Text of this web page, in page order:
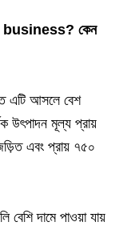
কেন
এটি আসলে বেশ
উৎপাদন মূল্য প্রায়
এবং প্রায় ৭৫০
দামে পাওয়া যায়